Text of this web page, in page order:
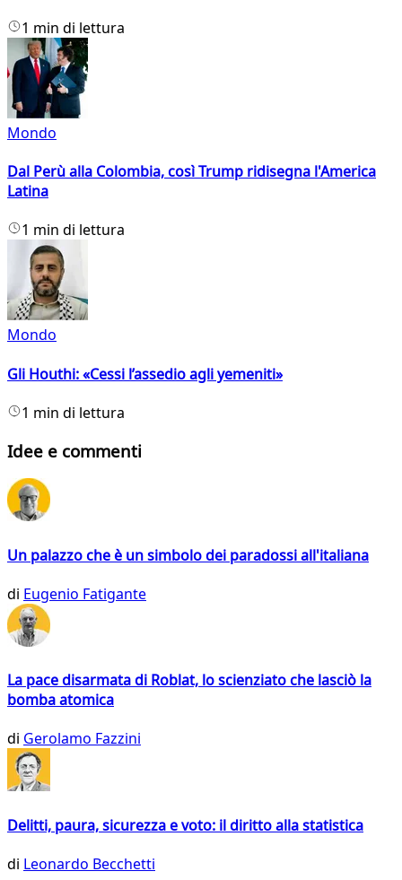
1 min di lettura
Mondo
Dal Perù alla Colombia, così Trump ridisegna l'America
Latina
1 min di lettura
Mondo
Gli Houthi: «Cessi l’assedio agli yemeniti»
1 min di lettura
Idee e commenti
Un palazzo che è un simbolo dei paradossi all'italiana
di Eugenio Fatigante
La pace disarmata di Roblat, lo scienziato che lasciò la
bomba atomica
di Gerolamo Fazzini
Delitti, paura, sicurezza e voto: il diritto alla statistica
di Leonardo Becchetti